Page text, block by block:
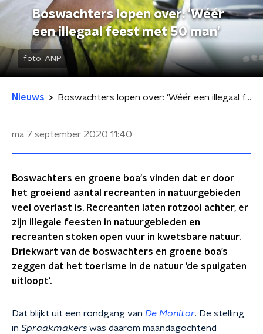
Boswachters lopen over: 'Wéér
een illegaal feest met 50 man'
foto: ANP
Nieuws Boswachters lopen over: 'Wéér een illegaal feest met 50 man'
ma 7 september 2020 11:40
Boswachters en groene boa's vinden dat er door
het groeiend aantal recreanten in natuurgebieden
veel overlast is. Recreanten laten rotzooi achter, er
zijn illegale feesten in natuurgebieden en
recreanten stoken open vuur in kwetsbare natuur.
Driekwart van de boswachters en groene boa’s
zeggen dat het toerisme in de natuur 'de spuigaten
uitloopt'.
Dat blijkt uit een rondgang van De Monitor. De stelling
in Spraakmakers was daarom maandagochtend